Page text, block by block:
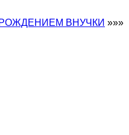
ВНУЧКИ »»»